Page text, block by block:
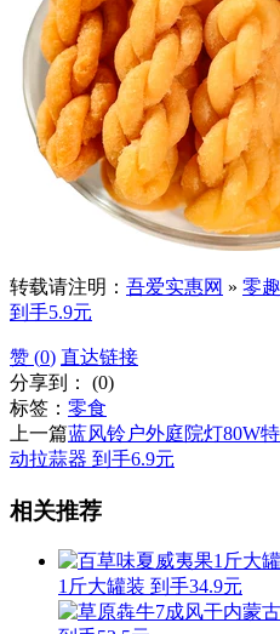
转载请注明： 吾爱实惠网 » 零
到手5.9元
赞 (0) 直达链接
分享到： (0)
标签： 零食
上一篇蓝风铃户外庭院灯80W
动拉蒜器 到手6.9元
相关推荐
1斤大罐装 到手34.9元